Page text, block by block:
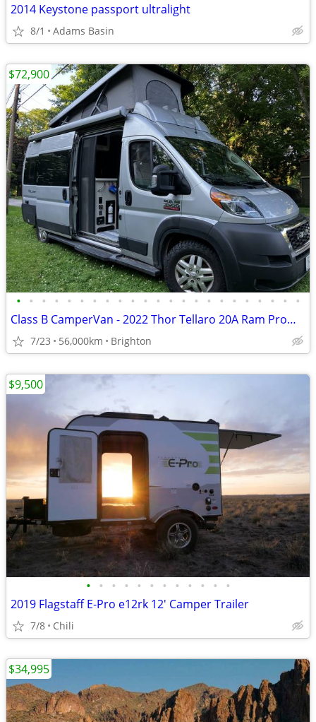
2014 Keystone passport ultralight
8/1 Adams Basin
• • • • • • • • • • • • • • • • • • • • • • •
Class B CamperVan - 2022 Thor Tellaro 20A Ram ProMaster 56K miles
7/23 56,000km Brighton
$72,900
• • • • • • • • • • • •
2019 Flagstaff E-Pro e12rk 12' Camper Trailer
7/8 Chili
$9,500
$34,995